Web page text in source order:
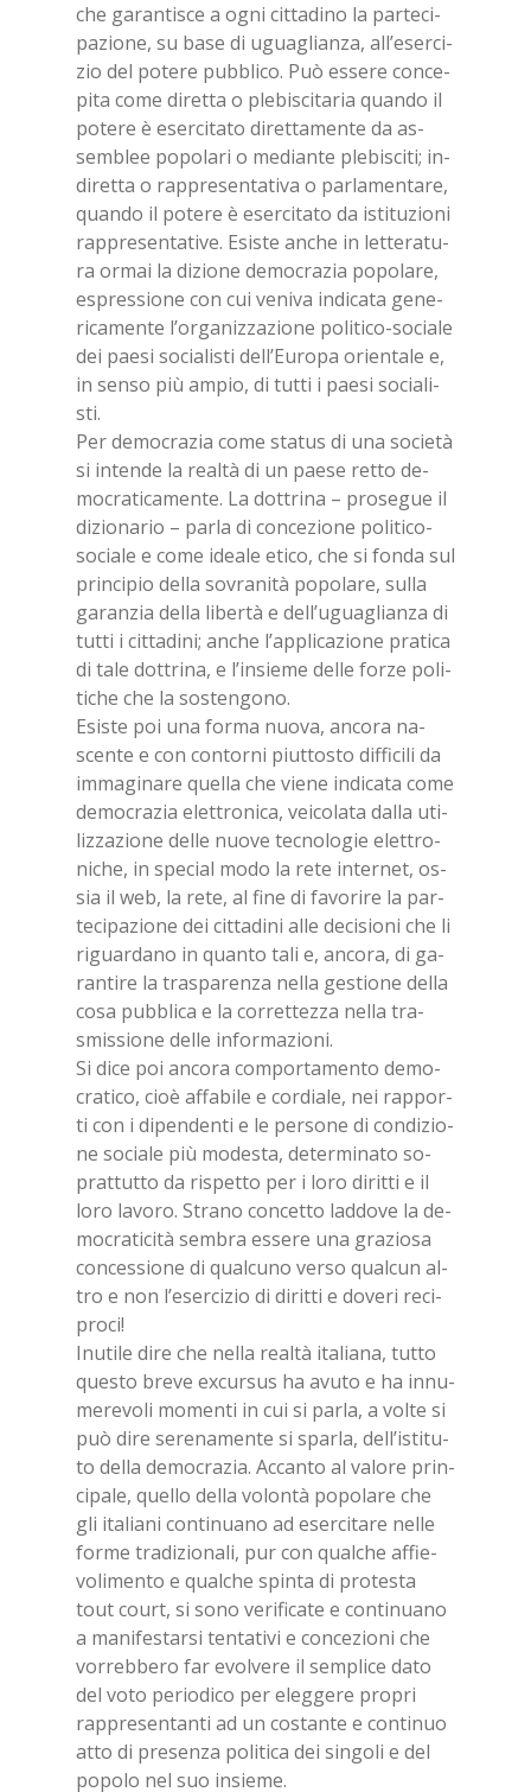
che ga­ran­ti­sce a ogni cit­ta­di­no la par­te­ci­
pa­zio­ne, su base di ugua­glian­za, al­l’e­ser­ci­
zio del po­te­re pub­bli­co. Può es­se­re con­ce­
pi­ta come di­ret­ta o ple­bi­sci­ta­ria quan­do il
po­te­re è eser­ci­ta­to di­ret­ta­men­te da as­
sem­blee po­po­la­ri o me­dian­te ple­bi­sci­ti; in­
di­ret­ta o rap­pre­sen­ta­ti­va o par­la­men­ta­re,
quan­do il po­te­re è eser­ci­ta­to da isti­tu­zio­ni
rap­pre­sen­ta­ti­ve. Esi­ste an­che in let­te­ra­tu­
ra or­mai la di­zio­ne de­mo­cra­zia po­po­la­re,
espres­sio­ne con cui ve­ni­va in­di­ca­ta ge­ne­
ri­ca­men­te l’or­ga­niz­za­zio­ne po­li­ti­co-so­cia­le
dei pae­si so­cia­li­sti del­l’Eu­ro­pa orien­ta­le e,
in sen­so più am­pio, di tut­ti i pae­si so­cia­li­
sti.
Per de­mo­cra­zia come sta­tus di una so­cie­tà
si in­ten­de la real­tà di un pae­se ret­to de­
mo­cra­ti­ca­men­te. La dot­tri­na – pro­se­gue il
di­zio­na­rio – par­la di con­ce­zio­ne po­li­ti­co-
so­cia­le e come idea­le eti­co, che si fon­da sul
prin­ci­pio del­la so­vra­ni­tà po­po­la­re, sul­la
ga­ran­zia del­la li­ber­tà e del­l’u­gua­glian­za di
tut­ti i cit­ta­di­ni; an­che l’ap­pli­ca­zio­ne pra­ti­ca
di tale dot­tri­na, e l’in­sie­me del­le for­ze po­li­
ti­che che la so­sten­go­no.
Esi­ste poi una for­ma nuo­va, an­co­ra na­
scen­te e con con­tor­ni piut­to­sto dif­fi­ci­li da
im­ma­gi­na­re quel­la che vie­ne in­di­ca­ta come
de­mo­cra­zia elet­tro­ni­ca, vei­co­la­ta dal­la uti­
liz­za­zio­ne del­le nuo­ve tec­no­lo­gie elet­tro­
ni­che, in spe­cial modo la rete in­ter­net, os­
sia il web, la rete, al fine di fa­vo­ri­re la par­
te­ci­pa­zio­ne dei cit­ta­di­ni alle de­ci­sio­ni che li
ri­guar­da­no in quan­to tali e, an­co­ra, di ga­
ran­ti­re la tra­spa­ren­za nel­la ge­stio­ne del­la
cosa pub­bli­ca e la cor­ret­tez­za nel­la tra­
smis­sio­ne del­le in­for­ma­zio­ni.
Si dice poi an­co­ra com­por­ta­men­to de­mo­
cra­ti­co, cioè af­fa­bi­le e cor­dia­le, nei rap­por­
ti con i di­pen­den­ti e le per­so­ne di con­di­zio­
ne so­cia­le più mo­de­sta, de­ter­mi­na­to so­
prat­tut­to da ri­spet­to per i loro di­rit­ti e il
loro la­vo­ro. Stra­no con­cet­to lad­do­ve la de­
mo­cra­ti­ci­tà sem­bra es­se­re una gra­zio­sa
con­ces­sio­ne di qual­cu­no ver­so qual­cun al­
tro e non l’e­ser­ci­zio di di­rit­ti e do­ve­ri re­ci­
pro­ci!
Inu­ti­le dire che nel­la real­tà ita­lia­na, tut­to
que­sto bre­ve ex­cur­sus ha avu­to e ha in­nu­
me­re­vo­li mo­men­ti in cui si par­la, a vol­te si
può dire se­re­na­men­te si spar­la, del­l’i­sti­tu­
to del­la de­mo­cra­zia. Ac­can­to al va­lo­re prin­
ci­pa­le, quel­lo del­la vo­lon­tà po­po­la­re che
gli ita­lia­ni con­ti­nua­no ad eser­ci­ta­re nel­le
for­me tra­di­zio­na­li, pur con qual­che af­fie­
vo­li­men­to e qual­che spin­ta di pro­te­sta
tout court, si sono ve­ri­fi­ca­te e con­ti­nua­no
a ma­ni­fe­star­si ten­ta­ti­vi e con­ce­zio­ni che
vor­reb­be­ro far evol­ve­re il sem­pli­ce dato
del voto pe­rio­di­co per eleg­ge­re pro­pri
rap­pre­sen­tan­ti ad un co­stan­te e con­ti­nuo
atto di pre­sen­za po­li­ti­ca dei sin­go­li e del
po­po­lo nel suo in­sie­me.